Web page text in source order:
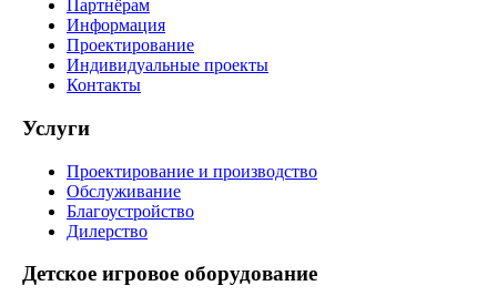
Партнёрам
Информация
Проектирование
Индивидуальные проекты
Контакты
Услуги
Проектирование и производство
Обслуживание
Благоустройство
Дилерство
Детское игровое оборудование